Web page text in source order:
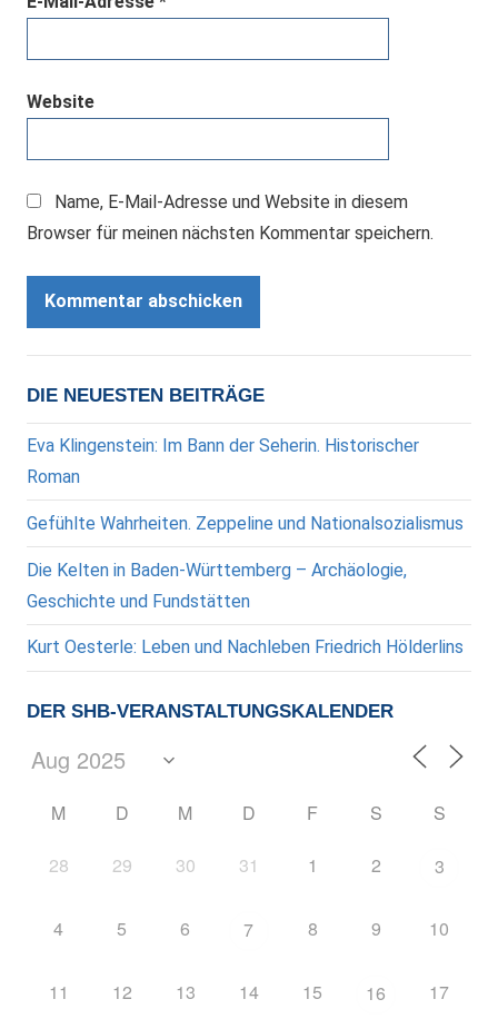
Website
Name, E-Mail-Adresse und Website in diesem
Browser für meinen nächsten Kommentar speichern.
DIE NEUESTEN BEITRÄGE
Eva Klingenstein: Im Bann der Seherin. Historischer
Roman
Gefühlte Wahrheiten. Zeppeline und Nationalsozialismus
Die Kelten in Baden-Württemberg – Archäologie,
Geschichte und Fundstätten
Kurt Oesterle: Leben und Nachleben Friedrich Hölderlins
DER SHB-VERANSTALTUNGSKALENDER
M D M D F S S
28 29 30 31 1 2 3
4 5 6 7 8 9 10
11 12 13 14 15 16 17